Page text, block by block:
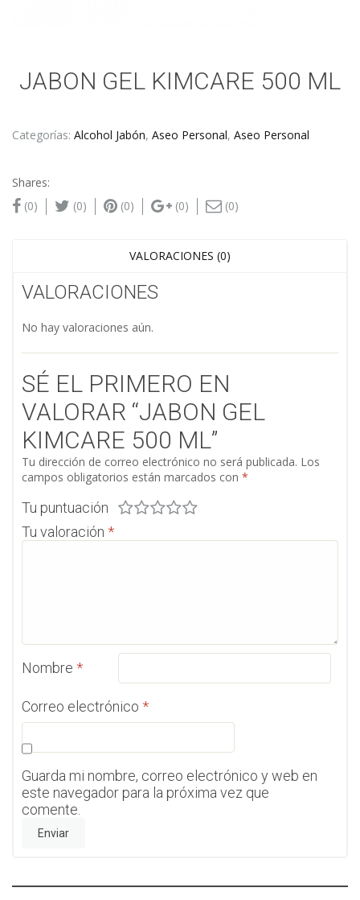
JABON GEL KIMCARE 500 ML
Categorías: Alcohol Jabón, Aseo Personal, Aseo Personal
Shares:
(0)
(0) (0) (0) (0)
VALORACIONES (0)
VALORACIONES
No hay valoraciones aún.
SÉ EL PRIMERO EN
VALORAR “JABON GEL
KIMCARE 500 ML”
Tu dirección de correo electrónico no será publicada. Los
campos obligatorios están marcados con *
Tu puntuación
Tu valoración *
Nombre *
Correo electrónico *
Guarda mi nombre, correo electrónico y web en
este navegador para la próxima vez que
comente.